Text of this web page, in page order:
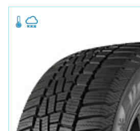
ДЛЯ ГРУЗОВЫХ АВТО
ДЛЯ ЛЕГКОВЫХ АВТО
ШИНЫ